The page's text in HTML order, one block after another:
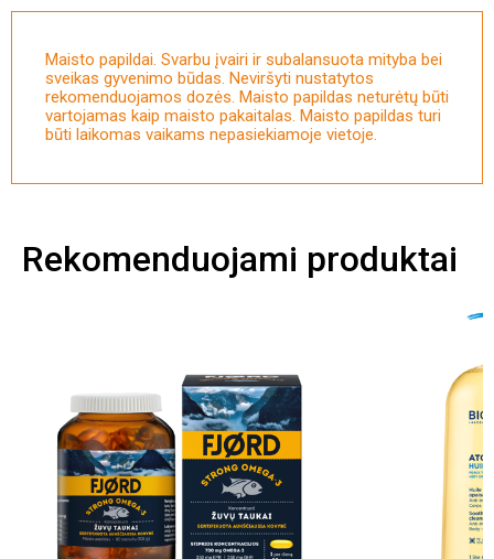
Maisto papildai. Svarbu įvairi ir subalansuota mityba bei
sveikas gyvenimo būdas. Neviršyti nustatytos
rekomenduojamos dozės. Maisto papildas neturėtų būti
vartojamas kaip maisto pakaitalas. Maisto papildas turi
būti laikomas vaikams nepasiekiamoje vietoje.
Rekomenduojami produktai